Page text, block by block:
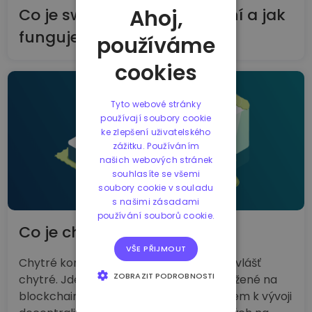
Co je swingové obchodování a jak
funguje?
Co je chytrý kontrakt?
Chytré kontrakty nejsou vlastně nějak zvlášť
chytré. Jde o jednoduché programy uložené na
blockchainu. Chytré kontrakty jsou klíčem k vývoji
Ahoj,
používáme
cookies
Tyto webové stránky
používají soubory cookie
ke zlepšení uživatelského
zážitku. Používáním
našich webových stránek
souhlasíte se všemi
soubory cookie v souladu
s našimi zásadami
používání souborů cookie.
VŠE PŘIJMOUT
ZOBRAZIT PODROBNOSTI